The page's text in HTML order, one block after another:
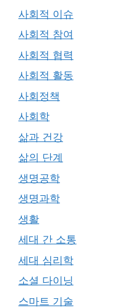
사회적 이슈
사회적 참여
사회적 협력
사회적 활동
사회정책
사회학
삶과 건강
삶의 단계
생명공학
생명과학
생활
세대 간 소통
세대 심리학
소셜 다이닝
스마트 기술